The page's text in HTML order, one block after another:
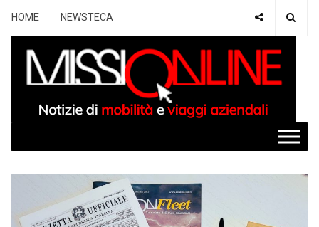
HOME NEWSTECA